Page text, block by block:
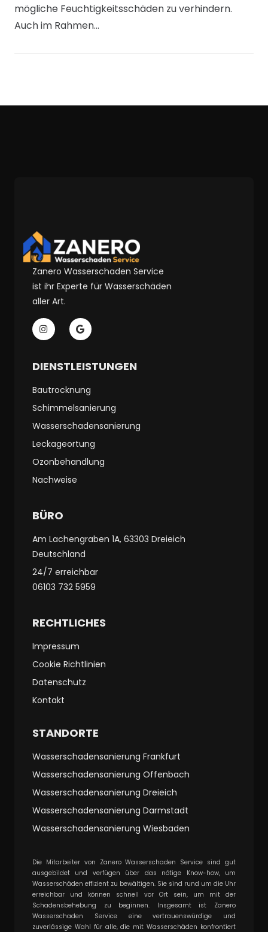
mögliche Feuchtigkeitsschäden zu verhindern.
Auch im Rahmen…
Zanero Wasserschaden Service
ist ihr Experte für Wasserschäden
aller Art.
DIENSTLEISTUNGEN
Bautrocknung
Schimmelsanierung
Wasserschadensanierung
Leckageortung
Ozonbehandlung
Nachweise
BÜRO
Am Lachengraben 1A, 63303 Dreieich
Deutschland
24/7 erreichbar
06103 732 5959
RECHTLICHES
Impressum
Cookie Richtlinien
Datenschutz
Kontakt
STANDORTE
Wasserschadensanierung Frankfurt
Wasserschadensanierung Offenbach
Wasserschadensanierung Dreieich
Wasserschadensanierung Darmstadt
Wasserschadensanierung Wiesbaden
Die Mitarbeiter von Zanero Wasserschaden Service sind gut
ausgebildet und verfügen über das nötige Know-how, um
Wasserschäden effizient zu bewältigen. Sie sind rund um die Uhr
erreichbar und können schnell vor Ort sein, um mit der
Schadensbehebung zu beginnen. Insgesamt ist Zanero
Wasserschaden Service eine vertrauenswürdige und
zuverlässige Wahl für alle, die mit Wasserschäden konfrontiert